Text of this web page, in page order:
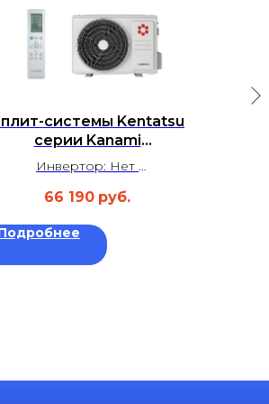
системы Kentatsu
серии Kanami
KSRA53HFAN1
Инвертор: Нет
Уровень шума: 30 дБ
Гарантия: 3 года
66 190 руб.